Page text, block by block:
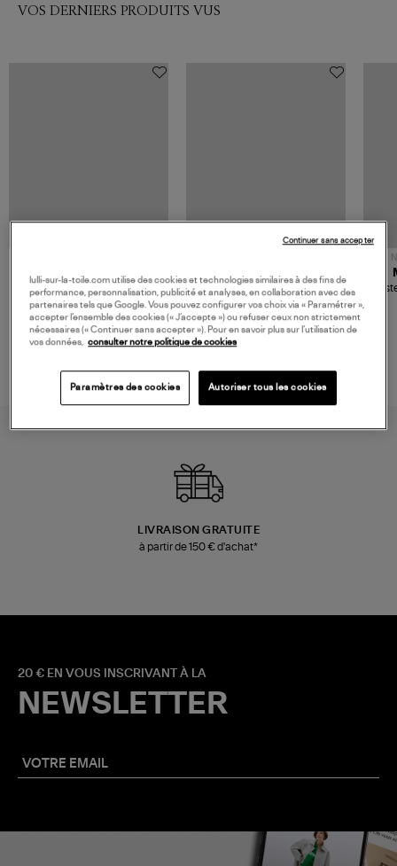
VOS DERNIERS PRODUITS VUS
480,00 €
JEROME DREYFUSS
Sac Bobi S Cuir Lamé
Champagne
189,00 €
TORAL
Mocassins Killian Sport
Mousse
LIVRAISON GRATUITE
à partir de 150 € d'achat*
20 € EN VOUS INSCRIVANT À LA
NEWSLETTER
lulli-sur-la-toile.com utilise des cookies et technologies similaires à des fins de
performance, personnalisation, publicité et analyses, en collaboration avec des
partenaires tels que Google. Vous pouvez configurer vos choix via « Paramétrer »,
accepter l’ensemble des cookies (« J’accepte ») ou refuser ceux non strictement
nécessaires (« Continuer sans accepter »). Pour en savoir plus sur l’utilisation de
vos données,
consulter notre politique de cookies
Paramètres des cookies Autoriser tous les cookies
Continuer sans accepter